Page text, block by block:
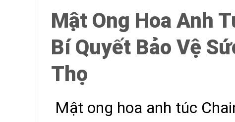
Mật Ong Hoa Anh
Bí Quyết Bảo Vệ
Thọ
Mật ong hoa anh túc